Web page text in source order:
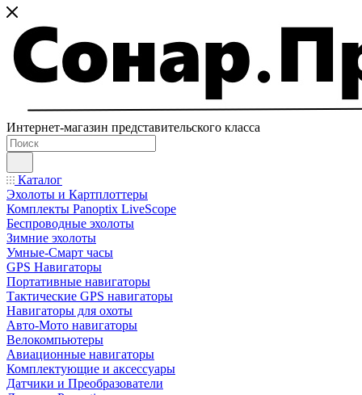
Интернет-магазин представительского класса
Каталог
Эхолоты и Картплоттеры
Комплекты Panoptix LiveScope
Беспроводные эхолоты
Зимние эхолоты
Умные-Смарт часы
GPS Навигаторы
Портативные навигаторы
Тактические GPS навигаторы
Навигаторы для охоты
Авто-Мото навигаторы
Велокомпьютеры
Авиационные навигаторы
Комплектующие и аксессуары
Датчики и Преобразователи